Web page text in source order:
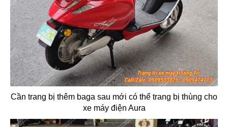
Cần trang bị thêm baga sau mới có thể trang bị thùng cho
xe máy điện Aura